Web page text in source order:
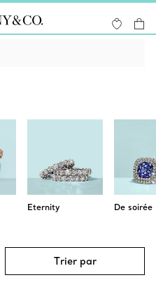
Eternity De soirée
Trier par